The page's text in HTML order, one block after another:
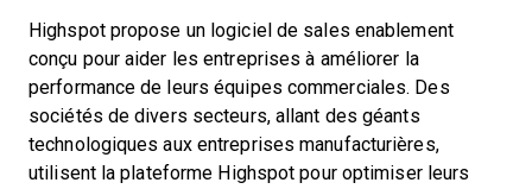
Highspot propose un logiciel de sales enablement
conçu pour aider les entreprises à améliorer la
performance de leurs équipes commerciales. Des
sociétés de divers secteurs, allant des géants
technologiques aux entreprises manufacturières,
utilisent la plateforme Highspot pour optimiser leurs